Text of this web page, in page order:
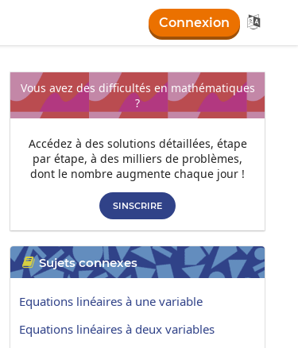
Connexion 
Vous avez des difficultés en mathématiques
?
Accédez à des solutions détaillées, étape
par étape, à des milliers de problèmes,
dont le nombre augmente chaque jour !
SINSCRIRE
 Sujets connexes
Equations linéaires à une variable
Equations linéaires à deux variables